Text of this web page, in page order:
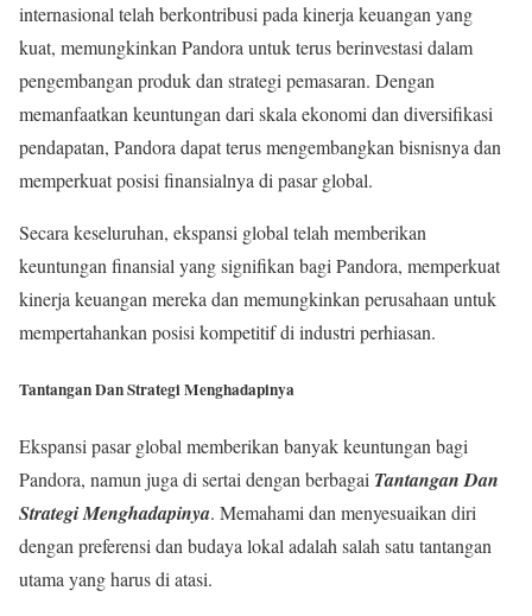
internasional telah berkontribusi pada kinerja keuangan yang
kuat, memungkinkan Pandora untuk terus berinvestasi dalam
pengembangan produk dan strategi pemasaran. Dengan
memanfaatkan keuntungan dari skala ekonomi dan diversifikasi
pendapatan, Pandora dapat terus mengembangkan bisnisnya dan
memperkuat posisi finansialnya di pasar global.
Secara keseluruhan, ekspansi global telah memberikan
keuntungan finansial yang signifikan bagi Pandora, memperkuat
kinerja keuangan mereka dan memungkinkan perusahaan untuk
mempertahankan posisi kompetitif di industri perhiasan.
Tantangan Dan Strategi Menghadapinya
Ekspansi pasar global memberikan banyak keuntungan bagi
Pandora, namun juga di sertai dengan berbagai Tantangan Dan
Strategi Menghadapinya. Memahami dan menyesuaikan diri
dengan preferensi dan budaya lokal adalah salah satu tantangan
utama yang harus di atasi.